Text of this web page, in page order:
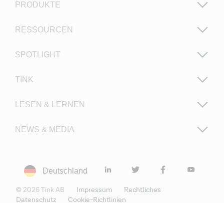
PRODUKTE
RESSOURCEN
SPOTLIGHT
TINK
LESEN & LERNEN
NEWS & MEDIA
Deutschland
© 2026 Tink AB Impressum
Rechtliches
Datenschutz
Cookie-Richtlinien